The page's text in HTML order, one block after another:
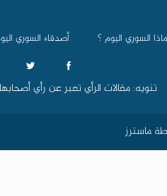
السوري اليوم ؟ أصدقاء السوري
تنويه: مقالات الرأي تعبر عن رأي
ماسترز